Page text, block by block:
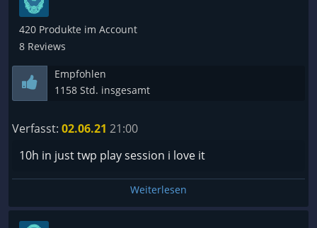
420 Produkte im Account
8 Reviews
Empfohlen
1158 Std. insgesamt
Verfasst: 02.06.21 21:00
10h in just twp play session i love it
Weiterlesen